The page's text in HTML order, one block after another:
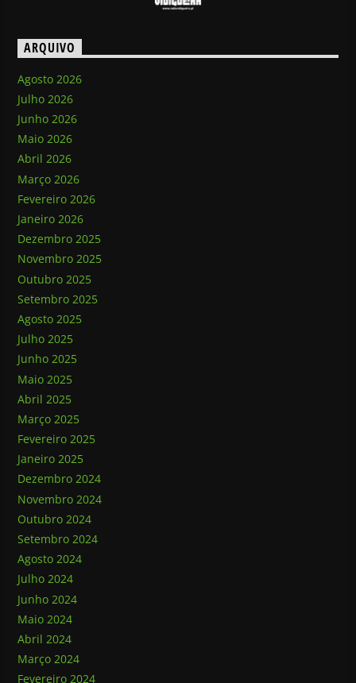
ARQUIVO
Agosto 2026
Julho 2026
Junho 2026
Maio 2026
Abril 2026
Março 2026
Fevereiro 2026
Janeiro 2026
Dezembro 2025
Novembro 2025
Outubro 2025
Setembro 2025
Agosto 2025
Julho 2025
Junho 2025
Maio 2025
Abril 2025
Março 2025
Fevereiro 2025
Janeiro 2025
Dezembro 2024
Novembro 2024
Outubro 2024
Setembro 2024
Agosto 2024
Julho 2024
Junho 2024
Maio 2024
Abril 2024
Março 2024
Fevereiro 2024